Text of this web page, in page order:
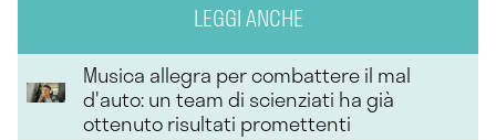
LEGGI ANCHE
Musica allegra per combattere il mal
d'auto: un team di scienziati ha già
ottenuto risultati promettenti